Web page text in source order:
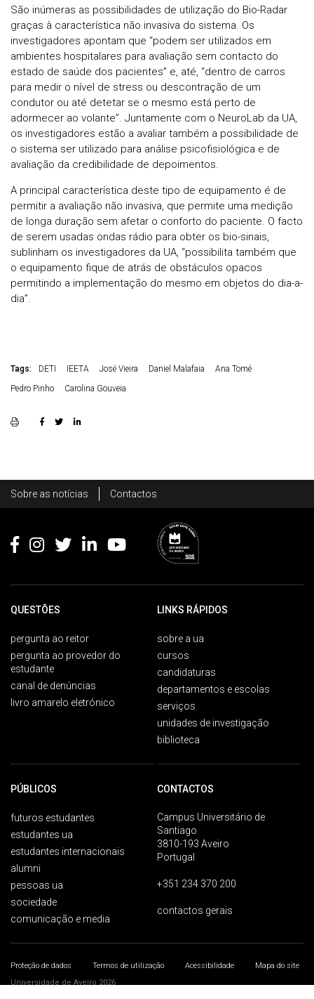
São inúmeras as possibilidades de utilização do Bio-Radar
graças à característica não invasiva do sistema. Os
investigadores apontam que “podem ser utilizados em
ambientes hospitalares para avaliação sem contacto do
estado de saúde dos pacientes” e, até, “dentro de carros
para medir o nível de stress ou descontração de um
condutor ou até detetar se o mesmo está perto de
adormecer ao volante”. Juntamente com o NeuroLab da UA,
os investigadores estão a avaliar também a possibilidade de
o sistema ser utilizado para análise psicofisiológica e de
avaliação da credibilidade de depoimentos.
A principal característica deste tipo de equipamento é de
permitir a avaliação não invasiva, que permite uma medição
de longa duração sem afetar o conforto do paciente. O facto
de serem usadas ondas rádio para obter os bio-sinais,
sublinham os investigadores da UA, “possibilita também que
o equipamento fique de atrás de obstáculos opacos
permitindo a implementação do mesmo em objetos do dia-a-
dia”.
Tags: DETI IEETA José Vieira Daniel Malafaia
Ana Tomé
Pedro Pinho
Carolina Gouveia
Footer
Sobre as notícias Contactos
QUESTÕES
pergunta ao reitor
pergunta ao provedor do
estudante
canal de denúncias
livro amarelo eletrónico
LINKS RÁPIDOS
sobre a ua
cursos
candidaturas
departamentos e escolas
serviços
unidades de investigação
biblioteca
PÚBLICOS
futuros estudantes
estudantes ua
estudantes internacionais
alumni
pessoas ua
sociedade
comunicação e media
CONTACTOS
Campus Universitário de
Santiago
3810-193 Aveiro
Portugal
+351 234 370 200
contactos gerais
Proteção de dados Termos de utilização Acessibilidade
Mapa do site
Universidade de Aveiro 2026